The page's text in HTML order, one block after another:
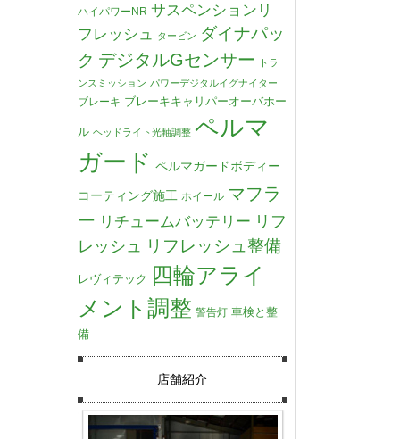
ハイパワーNR サスペンションリ
フレッシュ
タービン ダイナパッ
ク デジタルGセンサー
トラ
ンスミッション パワーデジタルイグナイター
ブレーキ ブレーキキャリパーオーバホー
ル ヘッドライト光軸調整 ペルマ
ガード ペルマガードボディー
コーティング施工 ホイール マフラ
ー リチュームバッテリー リフ
レッシュ
リフレッシュ整備
レヴィテック 四輪アライ
メント調整 警告灯 車検と整
備
店舗紹介